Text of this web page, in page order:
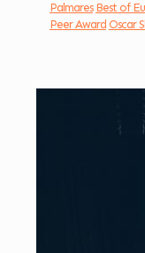
Palmares Best of
Peer Award Oscar